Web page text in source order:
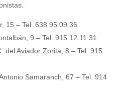
15 – Tel. 638 95 09 36
9 – Tel. 915 12 11 31
del Aviador Zorita, 8 – Tel. 915
Samaranch, 67 – Tel. 914